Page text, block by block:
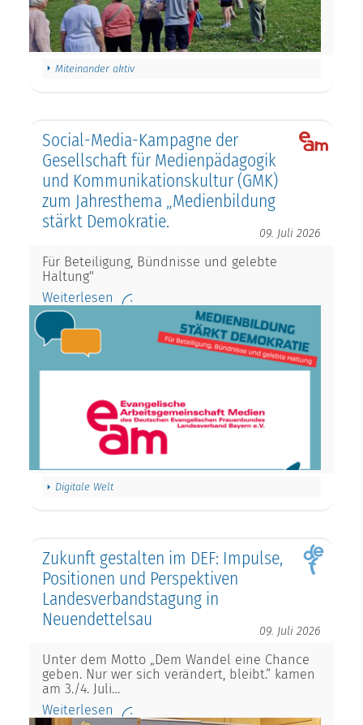
Miteinander aktiv
Social-Media-Kampagne der
Gesellschaft für Medienpädagogik
und Kommunikationskultur (GMK)
zum Jahresthema „Medienbildung
stärkt Demokratie.
09. Juli 2026
Für Beteiligung, Bündnisse und gelebte
Haltung"
Weiterlesen
Digitale Welt
Zukunft gestalten im DEF: Impulse,
Positionen und Perspektiven
Landesverbandstagung in
Neuendettelsau
09. Juli 2026
Unter dem Motto „Dem Wandel eine Chance
geben. Nur wer sich verändert, bleibt.“ kamen
am 3./4. Juli…
Weiterlesen